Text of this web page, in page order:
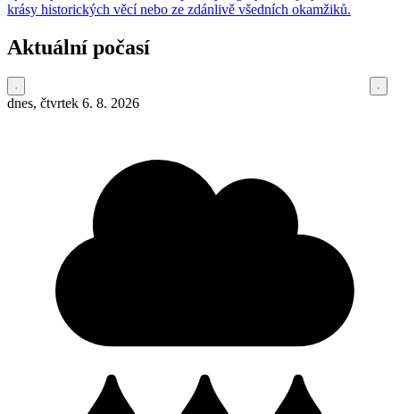
krásy historických věcí nebo ze zdánlivě všedních okamžiků.
Aktuální počasí
dnes, čtvrtek 6. 8. 2026